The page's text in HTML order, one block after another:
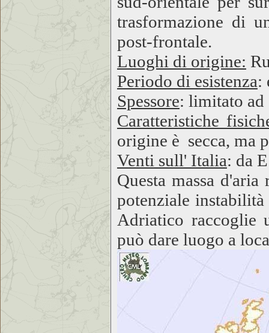
trasformazione di
post-frontale.
Luoghi di origine:
Periodo di esistenza:
Spessore: limitato
Caratteristiche
origine è secca, ma
Venti sull' Italia: da
Questa massa
potenziale
Adriatico raccoglie
può dare luogo a